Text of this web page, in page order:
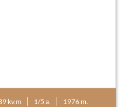
kv.m 1/5 a. 1976 m.